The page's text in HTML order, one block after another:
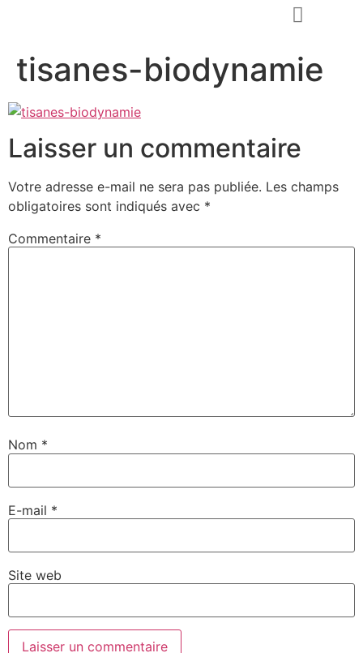
tisanes-biodynamie
Laisser un commentaire
Votre adresse e-mail ne sera pas publiée. Les champs
obligatoires sont indiqués avec *
Commentaire *
Nom *
E-mail *
Site web